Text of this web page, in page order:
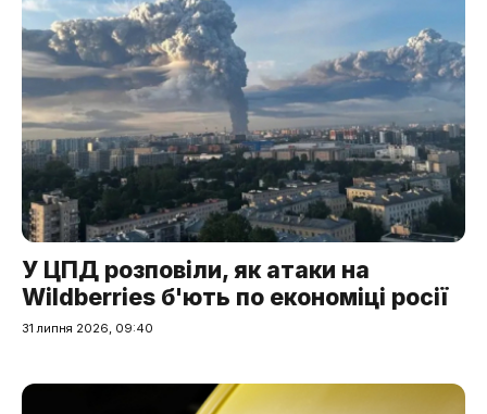
У ЦПД розповіли, як атаки на
Wildberries б'ють по економіці росії
31 липня 2026, 09:40